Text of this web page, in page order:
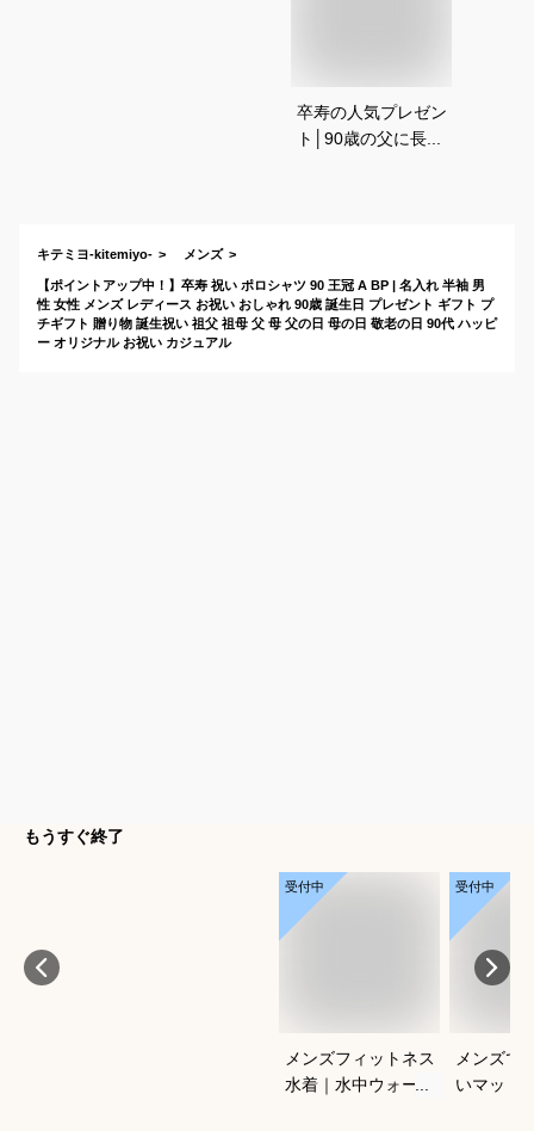
卒寿の人気プレゼン
ト│90歳の父に長寿
キテミヨ-kitemiyo- メンズ
【ポイントアップ中！】卒寿 祝い ポロシャツ 90 王冠 A BP | 名入れ 半袖 男
性 女性 メンズ レディース お祝い おしゃれ 90歳 誕生日 プレゼント ギフト プ
チギフト 贈り物 誕生祝い 祖父 祖母 父 母 父の日 母の日 敬老の日 90代 ハッピ
ー オリジナル お祝い カジュアル
もうすぐ終了
受付中
メンズフィットネス
水着｜水中ウォーキ
受付中
メンズで
いマット